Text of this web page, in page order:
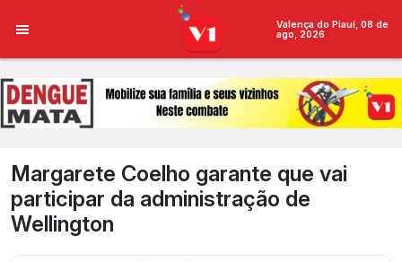
Valença do Piauí, 08 de
ago, 2026
Margarete Coelho garante que vai
participar da administração de
Wellington